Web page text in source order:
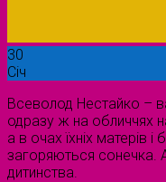
30
Січ
Всеволод Нестайко –
одразу ж на обличчях
а в очах їхніх матерів і
загоряються сонечка.
дитинства.